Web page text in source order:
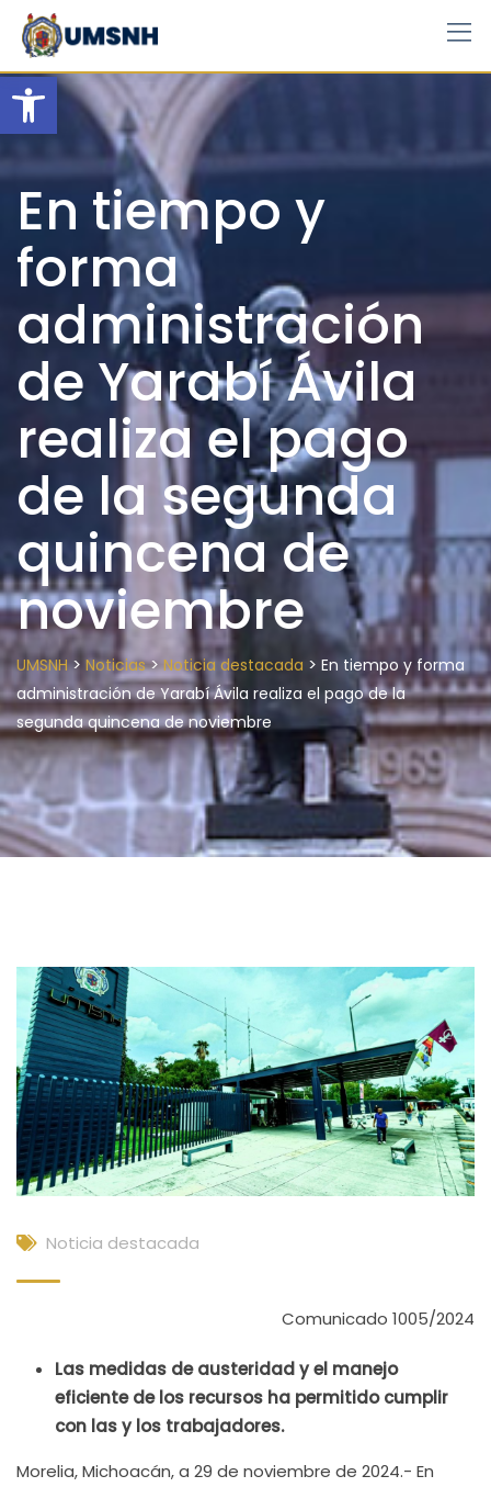
Open toolbar
Skip
content
En tiempo y
forma
administración
de Yarabí Ávila
realiza el pago
de la segunda
quincena de
noviembre
UMSNH> Noticias>Noticia destacada > En tiempo y forma
administración de Yarabí Ávila realiza el pago de la
segunda quincena de noviembre
Noticia destacada
Comunicado 1005/2024
Las medidas de austeridad y el manejo
eficiente de los recursos ha permitido cumplir
con las y los trabajadores.
Morelia, Michoacán, a 29 de noviembre de 2024.- En